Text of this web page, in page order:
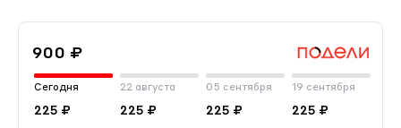
900 ₽
Сегодня
225 ₽
22 августа
225 ₽
05 сентября
225 ₽
19 сентября
225 ₽